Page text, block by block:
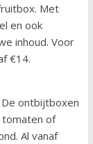
Met
en ook
inhoud. Voor
€14.
ontbijtboxen
tomaten of
Al vanaf